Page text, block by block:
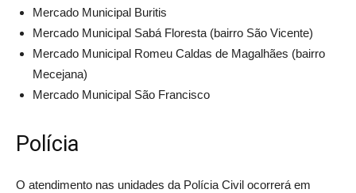
Mercado Municipal Buritis
Mercado Municipal Sabá Floresta (bairro São Vicente)
Mercado Municipal Romeu Caldas de Magalhães (bairro
Mecejana)
Mercado Municipal São Francisco
Polícia
O atendimento nas unidades da Polícia Civil ocorrerá em